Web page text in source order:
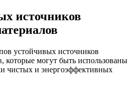
источников
устойчивых источников
которые могут быть использованы
чистых и энергоэффективных